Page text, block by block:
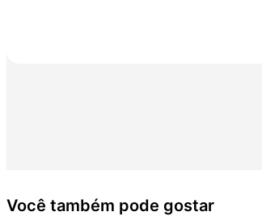
Você também pode gostar